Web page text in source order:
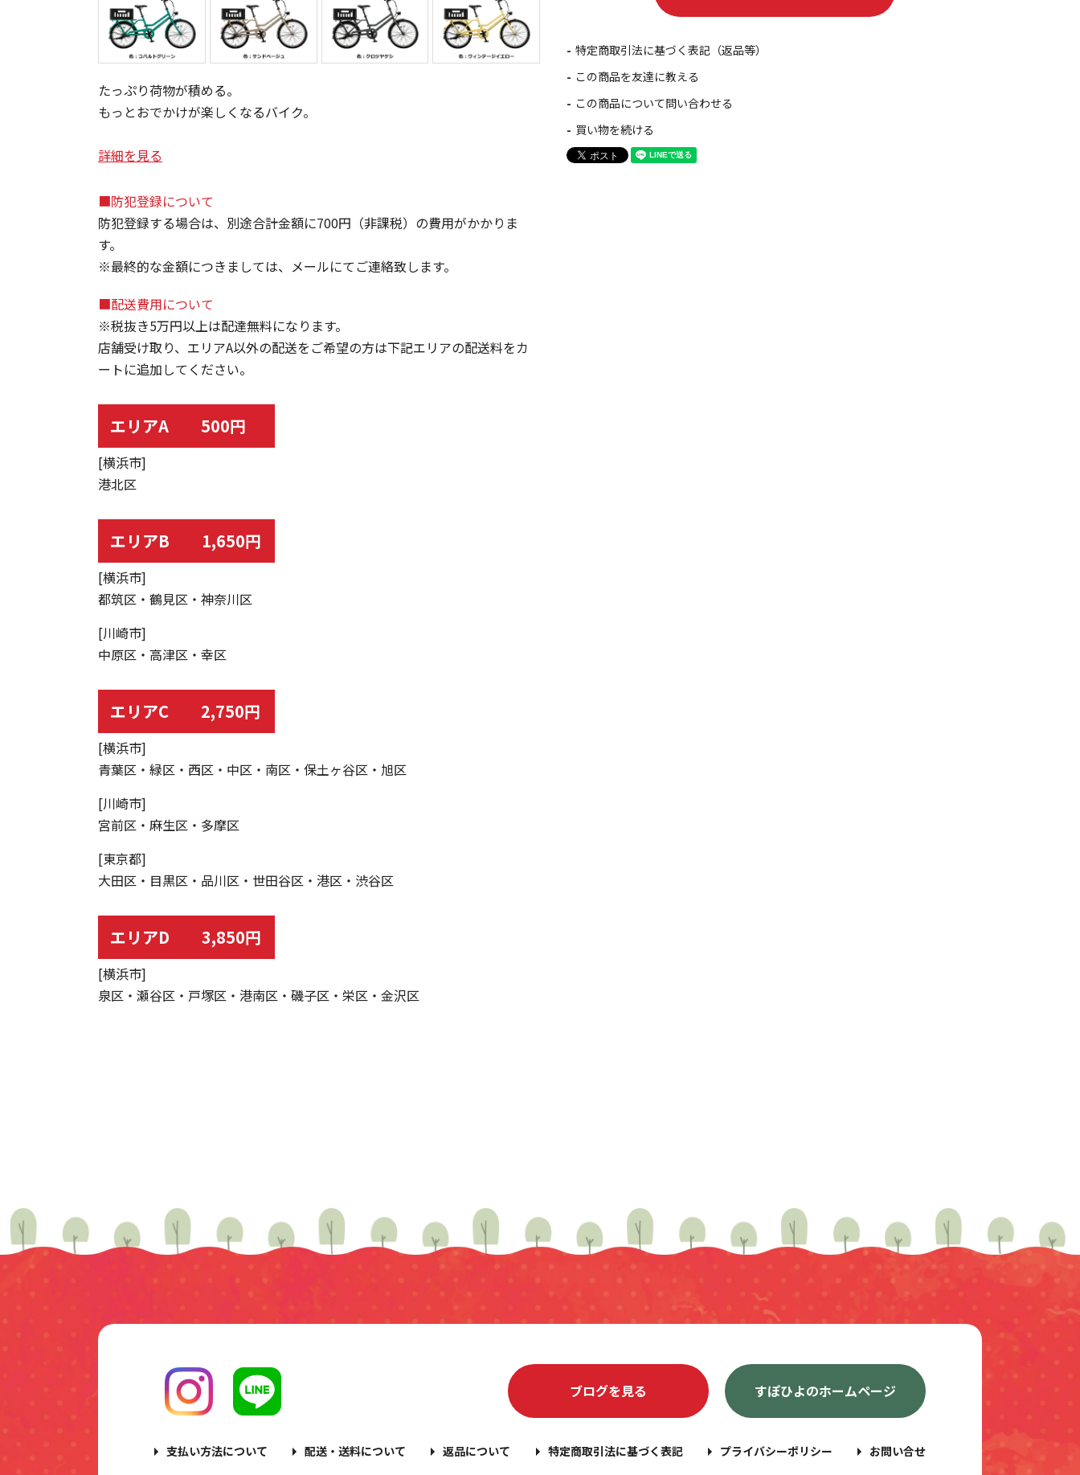
たっぷり荷物が積める。
もっとおでかけが楽しくなるバイク。
詳細を見る
■防犯登録について
防犯登録する場合は、別途合計金額に700円（非課税）の費用がかかりま
す。
※最終的な金額につきましては、メールにてご連絡致します。
■配送費用について
※税抜き5万円以上は配達無料になります。
店舗受け取り、エリアA以外の配送をご希望の方は下記エリアの配送料をカ
ートに追加してください。
エリアA 500円
[横浜市]
港北区
エリアB 1,650円
[横浜市]
都筑区・鶴見区・神奈川区
[川崎市]
中原区・高津区・幸区
エリアC 2,750円
[横浜市]
青葉区・緑区・西区・中区・南区・保土ヶ谷区・旭区
[川崎市]
宮前区・麻生区・多摩区
[東京都]
大田区・目黒区・品川区・世田谷区・港区・渋谷区
エリアD 3,850円
[横浜市]
泉区・瀬谷区・戸塚区・港南区・磯子区・栄区・金沢区
特定商取引法に基づく表記（返品等）
この商品を友達に教える
この商品について問い合わせる
買い物を続ける
ブログを見る すぽひよのホームページ
支払い方法について 配送・送料について 返品について 特定商取引法に基づく表記 プライバシーポリシー お問い合せ